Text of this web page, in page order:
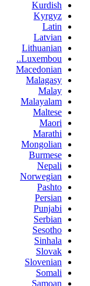
Kurdish
Kyrgyz
Latin
Latvian
Lithuanian
Luxembou..
Macedonian
Malagasy
Malay
Malayalam
Maltese
Maori
Marathi
Mongolian
Burmese
Nepali
Norwegian
Pashto
Persian
Punjabi
Serbian
Sesotho
Sinhala
Slovak
Slovenian
Somali
Samoan